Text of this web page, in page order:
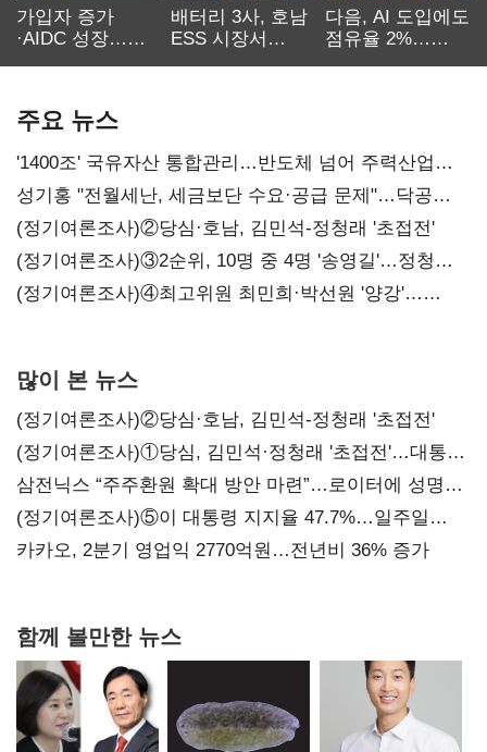
가입자 증가
·AIDC 성장…
배터리 3사, 호남
ESS 시장서
다음, AI 도입에도
점유율 2%…
주요 뉴스
'1400조' 국유자산 통합관리…반도체 넘어 주력산업
구조혁신
성기홍 "전월세난, 세금보단 수요·공급 문제"…닥공
시사
(정기여론조사)②당심·호남, 김민석-정청래 '초접전'
(정기여론조사)③2순위, 10명 중 4명 '송영길'…정청래
'한 자릿수'
(정기여론조사)④최고위원 최민희·박선원 '양강'…
많이 본 뉴스
(정기여론조사)②당심·호남, 김민석-정청래 '초접전'
(정기여론조사)①당심, 김민석·정청래 '초접전'…대통령
지지도 '50% 아래로'(종합)
삼전닉스 “주주환원 확대 방안 마련”…로이터에 성명
보내
(정기여론조사)⑤이 대통령 지지율 47.7%…일주일
만에 다시 40%대
카카오, 2분기 영업익 2770억원…전년비 36% 증가
함께 볼만한 뉴스